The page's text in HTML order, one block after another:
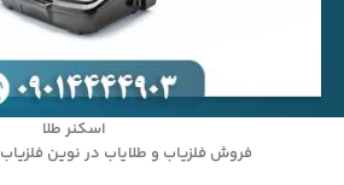
اسکنر طلا
فروش فلزیاب و طلایاب در نوین فلزیاب 09014444903